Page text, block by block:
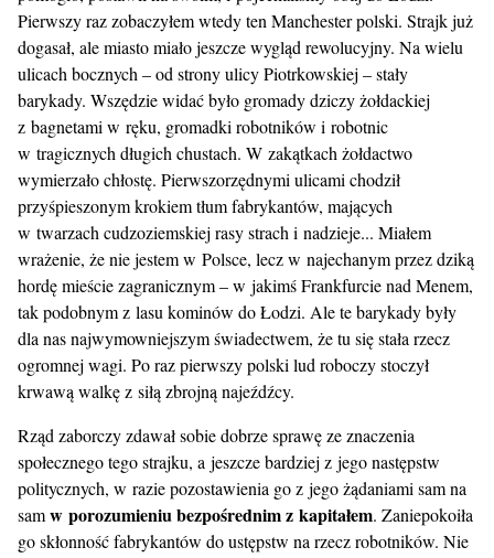
Pierwszy raz zobaczyłem wtedy ten Manchester polski. Strajk już
dogasał, ale miasto miało jeszcze wygląd rewolucyjny. Na wielu
ulicach bocznych – od strony ulicy Piotrkowskiej – stały
barykady. Wszędzie widać było gromady dziczy żołdackiej
z bagnetami w ręku, gromadki robotników i robotnic
w tragicznych długich chustach. W zakątkach żołdactwo
wymierzało chłostę. Pierwszorzędnymi ulicami chodził
przyśpieszonym krokiem tłum fabrykantów, mających
w twarzach cudzoziemskiej rasy strach i nadzieje... Miałem
wrażenie, że nie jestem w Polsce, lecz w najechanym przez dziką
hordę mieście zagranicznym – w jakimś Frankfurcie nad Menem,
tak podobnym z lasu kominów do Łodzi. Ale te barykady były
dla nas najwymowniejszym świadectwem, że tu się stała rzecz
ogromnej wagi. Po raz pierwszy polski lud roboczy stoczył
krwawą walkę z siłą zbrojną najeźdźcy.
Rząd zaborczy zdawał sobie dobrze sprawę ze znaczenia
społecznego tego strajku, a jeszcze bardziej z jego następstw
politycznych, w razie pozostawienia go z jego żądaniami sam na
samw porozumieniu bezpośrednim z kapitałem. Zaniepokoiła
go skłonność fabrykantów do ustępstw na rzecz robotników. Nie